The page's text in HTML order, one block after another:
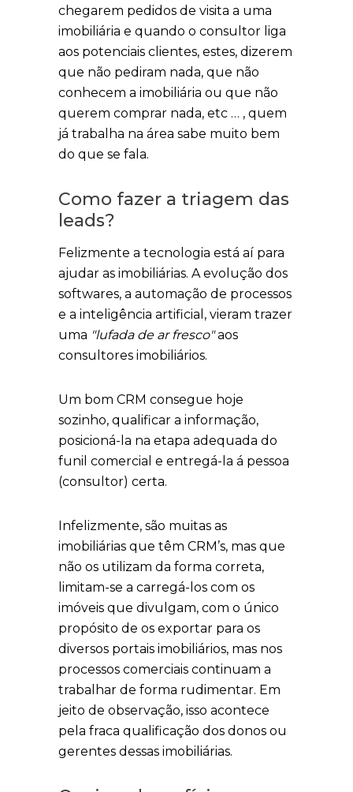
chegarem pedidos de visita a uma
imobiliária e quando o consultor liga
aos potenciais clientes, estes, dizerem
que não pediram nada, que não
conhecem a imobiliária ou que não
querem comprar nada, etc … , quem
já trabalha na área sabe muito bem
do que se fala.
Como fazer a triagem das
leads?
Felizmente a tecnologia está aí para
ajudar as imobiliárias. A evolução dos
softwares, a automação de processos
e a inteligência artificial, vieram trazer
uma "lufada de ar fresco"aos
consultores imobiliários.
Um bom CRM consegue hoje
sozinho, qualificar a informação,
posicioná-la na etapa adequada do
funil comercial e entregá-la á pessoa
(consultor) certa.
Infelizmente, são muitas as
imobiliárias que têm CRM’s, mas que
não os utilizam da forma correta,
limitam-se a carregá-los com os
imóveis que divulgam, com o único
propósito de os exportar para os
diversos portais imobiliários, mas nos
processos comerciais continuam a
trabalhar de forma rudimentar. Em
jeito de observação, isso acontece
pela fraca qualificação dos donos ou
gerentes dessas imobiliárias.